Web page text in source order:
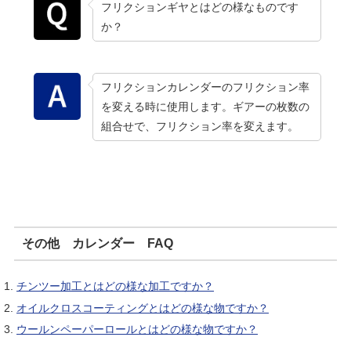
フリクションギヤとはどの様なものです
か？
フリクションカレンダーのフリクション率
を変える時に使用します。ギアーの枚数の
組合せで、フリクション率を変えます。
その他 カレンダー FAQ
チンツー加工とはどの様な加工ですか？
オイルクロスコーティングとはどの様な物ですか？
ウールンペーパーロールとはどの様な物ですか？